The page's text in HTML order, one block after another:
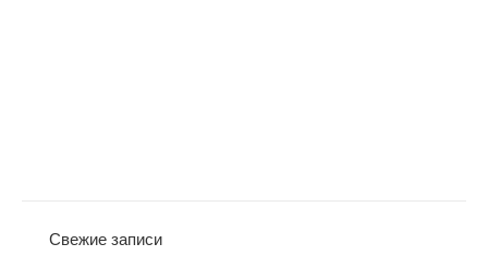
Свежие записи